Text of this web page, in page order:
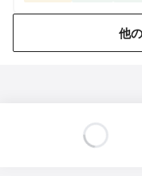
訪問看護ステーション
訪問看護ステーション
沖縄県中城村南上原624-1
他